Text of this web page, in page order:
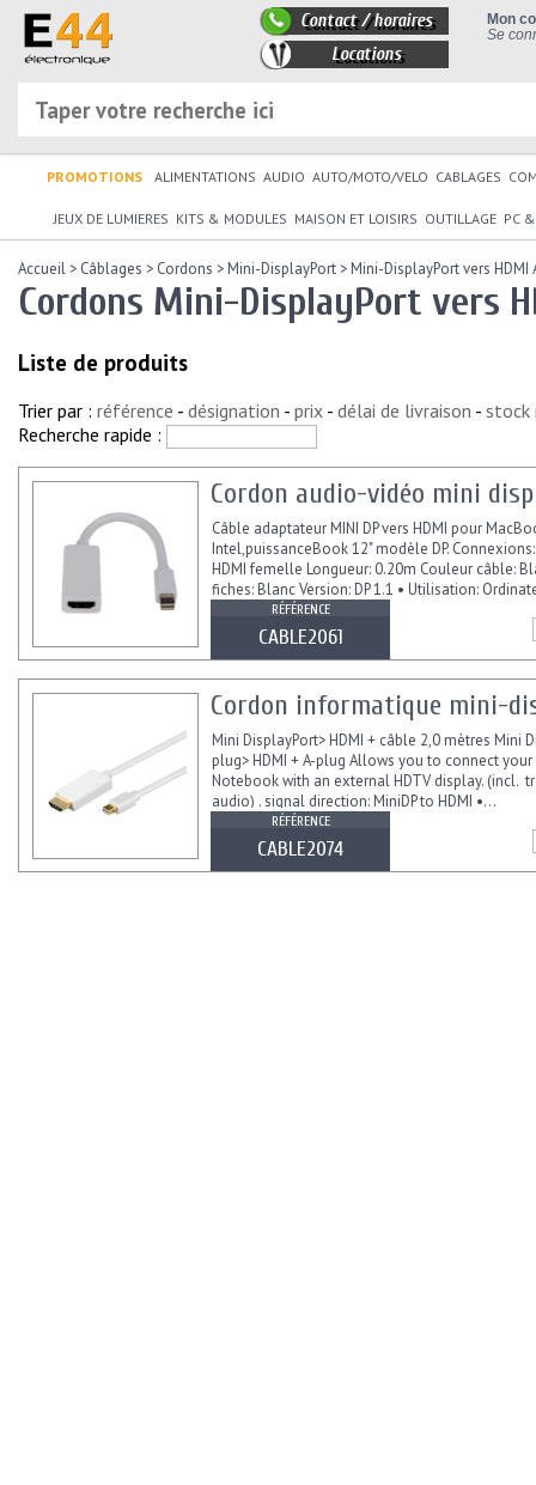
Mon
Se
Contact / horaires
Locations
PROMOTIONS ALIMENTATIONS AUDIO AUTO/MOTO/VELO CABLAGES
JEUX DE LUMIERES KITS & MODULES MAISON ET LOISIRS OUTILLAGE PC
Accueil > Câblages > Cordons >Mini-DisplayPort >Mini-DisplayPort vers HDMI
Cordons Mini-DisplayPort vers
Liste de produits
Trier par : référence - désignation - prix - délai de livraison - stock
Recherche rapide :
Cordon audio-vidéo mini
Câble adaptateur MINI DP vers HDMI pour
Intel,puissanceBook 12" modèle DP. Connexions:
HDMI femelle Longueur: 0.20m Couleur câble:
fiches: Blanc Version: DP 1.1 • Utilisation:
Connecteur...RÉFÉRENCE
CABLE2061
Cordon informatique mini-
Mini DisplayPort> HDMI + câble 2,0 mètres Mini
plug> HDMI + A-plug Allows you to connect your
Notebook with an external HDTV display. (incl.
audio) . signal direction: MiniDP to HDMI •...
RÉFÉRENCE
CABLE2074